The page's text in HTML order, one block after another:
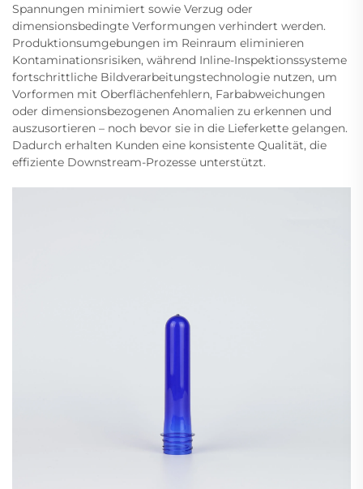
Spannungen minimiert sowie Verzug oder
dimensionsbedingte Verformungen verhindert werden.
Produktionsumgebungen im Reinraum eliminieren
Kontaminationsrisiken, während Inline-Inspektionssysteme
fortschrittliche Bildverarbeitungstechnologie nutzen, um
Vorformen mit Oberflächenfehlern, Farbabweichungen
oder dimensionsbezogenen Anomalien zu erkennen und
auszusortieren – noch bevor sie in die Lieferkette gelangen.
Dadurch erhalten Kunden eine konsistente Qualität, die
effiziente Downstream-Prozesse unterstützt.